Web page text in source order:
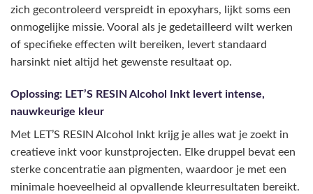
zich gecontroleerd verspreidt in epoxyhars, lijkt soms een
onmogelijke missie. Vooral als je gedetailleerd wilt werken
of specifieke effecten wilt bereiken, levert standaard
harsinkt niet altijd het gewenste resultaat op.
Oplossing: LET’S RESIN Alcohol Inkt levert intense,
nauwkeurige kleur
Met LET’S RESIN Alcohol Inkt krijg je alles wat je zoekt in
creatieve inkt voor kunstprojecten. Elke druppel bevat een
sterke concentratie aan pigmenten, waardoor je met een
minimale hoeveelheid al opvallende kleurresultaten bereikt.